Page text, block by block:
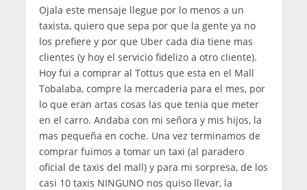
Ojala este mensaje llegue por lo menos a un
taxista, quiero que sepa por que la gente ya no
los prefiere y por que Uber cada dia tiene mas
clientes (y hoy el servicio fidelizo a otro cliente).
Hoy fui a comprar al Tottus que esta en el Mall
Tobalaba, compre la mercaderia para el mes, por
lo que eran artas cosas las que tenia que meter
en el carro. Andaba con mi señora y mis hijos, la
mas pequeña en coche. Una vez terminamos de
comprar fuimos a tomar un taxi (al paradero
oficial de taxis del mall) y para mi sorpresa, de los
casi 10 taxis NINGUNO nos quiso llevar, la